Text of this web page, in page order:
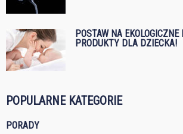
POSTAW NA
PRODUKTY DLA DZIECKA!
POPULARNE KATEGORIE
PORADY